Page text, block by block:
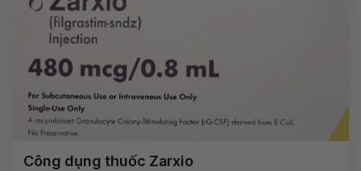
Công dụng thuốc Zarxio